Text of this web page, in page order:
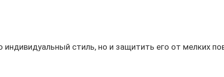
стиль, но и защитить его от мелких